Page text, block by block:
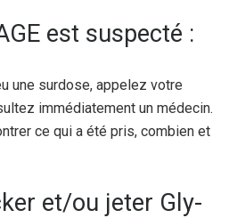
est suspecté :
une surdose, appelez votre
immédiatement un médecin.
ce qui a été pris, combien et
et/ou jeter Gly-